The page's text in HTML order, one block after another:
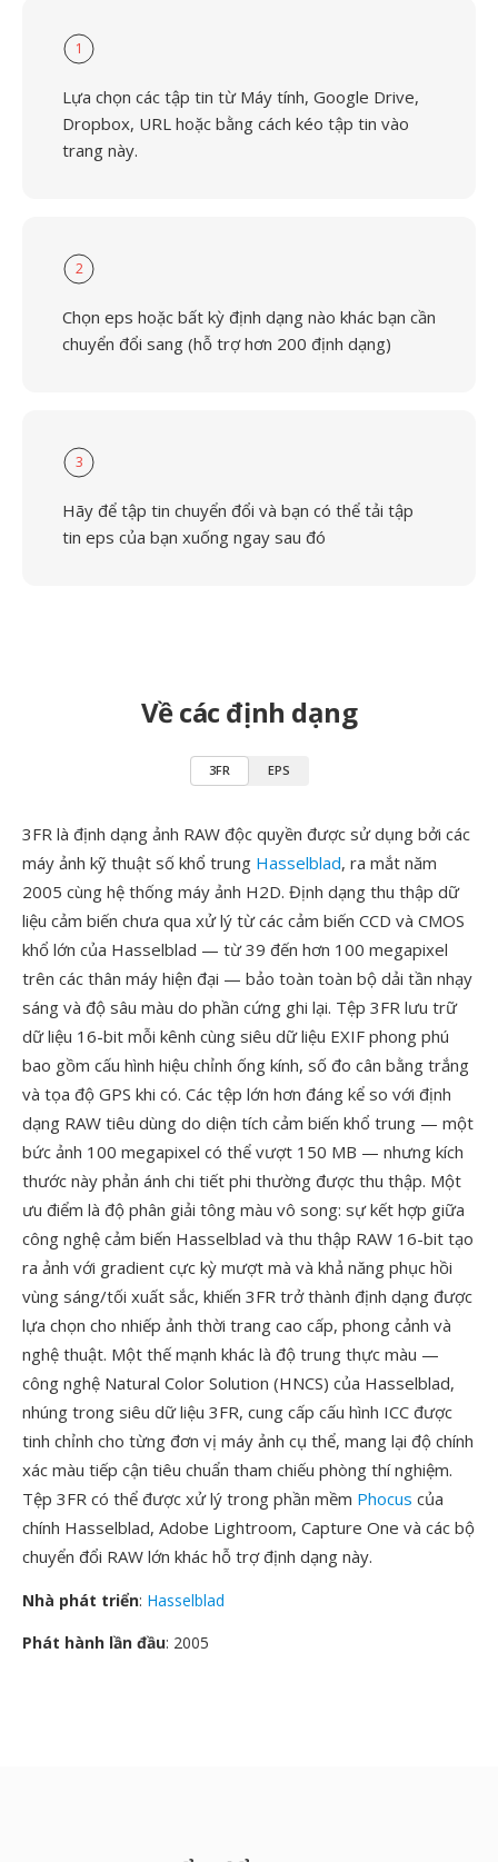
1
Lựa chọn các tập tin từ Máy tính, Google Drive,
Dropbox, URL hoặc bằng cách kéo tập tin vào
trang này.
2
Chọn eps hoặc bất kỳ định dạng nào khác bạn cần
chuyển đổi sang (hỗ trợ hơn 200 định dạng)
3
Hãy để tập tin chuyển đổi và bạn có thể tải tập
tin eps của bạn xuống ngay sau đó
Về các định dạng
3FR EPS
3FR là định dạng ảnh RAW độc quyền được sử dụng bởi các
máy ảnh kỹ thuật số khổ trung Hasselblad, ra mắt năm
2005 cùng hệ thống máy ảnh H2D. Định dạng thu thập dữ
liệu cảm biến chưa qua xử lý từ các cảm biến CCD và CMOS
khổ lớn của Hasselblad — từ 39 đến hơn 100 megapixel
trên các thân máy hiện đại — bảo toàn toàn bộ dải tần nhạy
sáng và độ sâu màu do phần cứng ghi lại. Tệp 3FR lưu trữ
dữ liệu 16-bit mỗi kênh cùng siêu dữ liệu EXIF phong phú
bao gồm cấu hình hiệu chỉnh ống kính, số đo cân bằng trắng
và tọa độ GPS khi có. Các tệp lớn hơn đáng kể so với định
dạng RAW tiêu dùng do diện tích cảm biến khổ trung — một
bức ảnh 100 megapixel có thể vượt 150 MB — nhưng kích
thước này phản ánh chi tiết phi thường được thu thập. Một
ưu điểm là độ phân giải tông màu vô song: sự kết hợp giữa
công nghệ cảm biến Hasselblad và thu thập RAW 16-bit tạo
ra ảnh với gradient cực kỳ mượt mà và khả năng phục hồi
vùng sáng/tối xuất sắc, khiến 3FR trở thành định dạng được
lựa chọn cho nhiếp ảnh thời trang cao cấp, phong cảnh và
nghệ thuật. Một thế mạnh khác là độ trung thực màu —
công nghệ Natural Color Solution (HNCS) của Hasselblad,
nhúng trong siêu dữ liệu 3FR, cung cấp cấu hình ICC được
tinh chỉnh cho từng đơn vị máy ảnh cụ thể, mang lại độ chính
xác màu tiếp cận tiêu chuẩn tham chiếu phòng thí nghiệm.
Tệp 3FR có thể được xử lý trong phần mềm Phocus của
chính Hasselblad, Adobe Lightroom, Capture One và các bộ
chuyển đổi RAW lớn khác hỗ trợ định dạng này.
Nhà phát triển: Hasselblad
Phát hành lần đầu: 2005